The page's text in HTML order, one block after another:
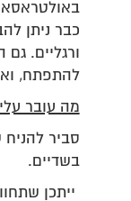
כבר ניתן
ורגליים. גם
להתפתח,
מה עובר
סביר להניח
בשדיים.
ייתכן